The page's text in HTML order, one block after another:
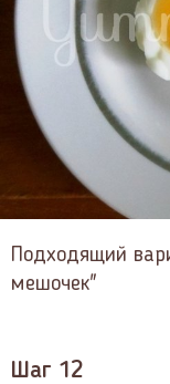
Подходящий
мешочек"
Шаг 12